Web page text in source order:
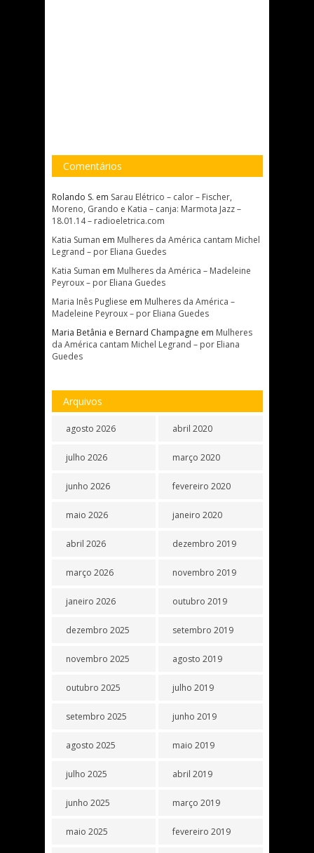
Comentários
Rolando S. em Sarau Elétrico – calor – Fischer,
Moreno, Grando e Katia – canja: Marmota Jazz –
18.01.14 – radioeletrica.com
Katia Suman em Mulheres da América cantam Michel
Legrand – por Eliana Guedes
Katia Suman em Mulheres da América – Madeleine
Peyroux – por Eliana Guedes
Maria Inês Pugliese em Mulheres da América –
Madeleine Peyroux – por Eliana Guedes
Maria Betânia e Bernard Champagne em Mulheres
da América cantam Michel Legrand – por Eliana
Guedes
Arquivos
agosto 2026
julho 2026
junho 2026
maio 2026
abril 2026
março 2026
janeiro 2026
dezembro 2025
novembro 2025
outubro 2025
setembro 2025
agosto 2025
julho 2025
junho 2025
maio 2025
abril 2020
março 2020
fevereiro 2020
janeiro 2020
dezembro 2019
novembro 2019
outubro 2019
setembro 2019
agosto 2019
julho 2019
junho 2019
maio 2019
abril 2019
março 2019
fevereiro 2019